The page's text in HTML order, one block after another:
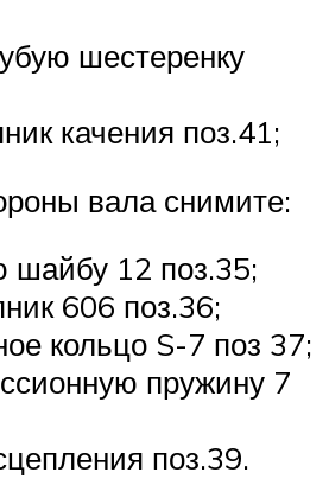
шестеренку
качения поз.41;
вала снимите:
шайбу 12 поз.35;
606 поз.36;
кольцо S-7 поз 37;
пружину 7
поз.39.